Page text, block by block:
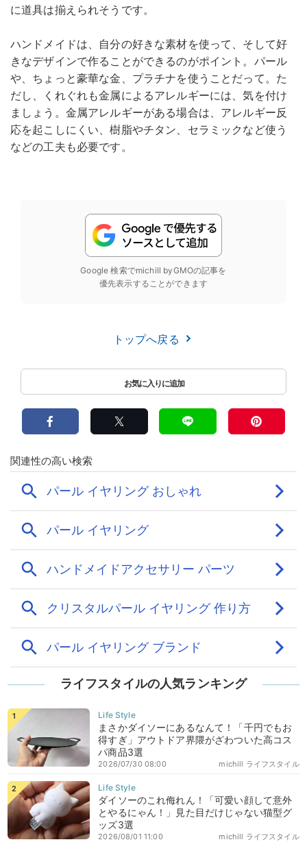
に道具は揃えられそうです。
ハンドメイドは、自分の好きな素材を使って、そして好
きなデザインで作ることができるのがポイント。パール
や、ちょっと豪華な金、プラチナを使うことだって。た
だし、くれぐれも金属によるアレルギーには、気を付け
ましょう。金属アレルギーがある場合は、アレルギー反
応を起こしにくい、樹脂やチタン、セラミックなど使う
などの工夫も必要です。
Google 検索でmichill byGMOの記事を
優先表示することができます
トップへ戻る
ライフスタイルの人気ランキング
まさかダイソーにあるなんて！「千円でもお
得すぎ」アウトドア界隈がざわついた高コス
パ商品3選
michill ライフスタイル
2026/07/30 08:00
ダイソーのこれ侮れん！「可愛い顔して意外
とやるにゃん！」見た目だけじゃない猫型グ
ッズ3選
michill ライフスタイル
2026/08/01 11:00